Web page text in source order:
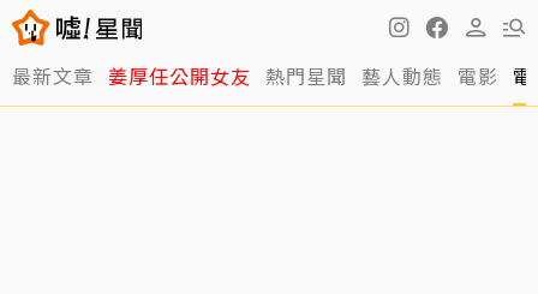
最新文章 姜厚任公開女友 熱門星聞 藝人動態 電影